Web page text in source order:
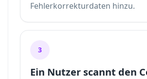
Fehlerkorrekturdaten hinzu.
3
Ein Nutzer scannt den